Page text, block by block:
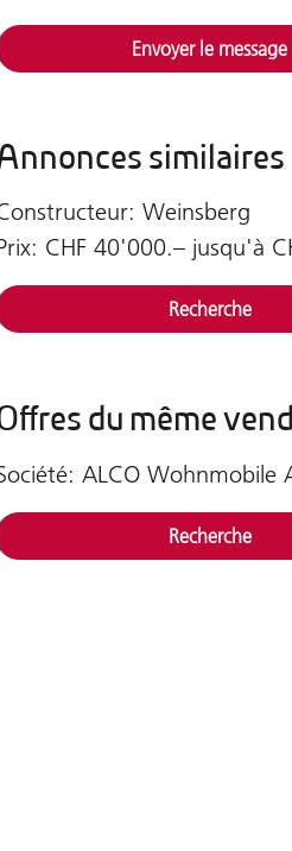
Envoyer le message
similaires
Weinsberg
CHF 40'000.– jusqu'à
Recherche
du même
ALCO Wohnmobile
Recherche